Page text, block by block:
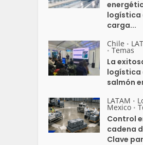
logística
carga...
Chile •
• Temas
La
logística
salmón
LATAM •
Mexico •
Control
cadena
Clave